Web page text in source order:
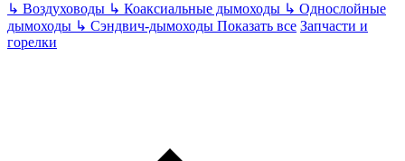
↳ Воздуховоды ↳ Коаксиальные дымоходы ↳ Однослойные
дымоходы ↳ Сэндвич-дымоходы Показать все Запчасти и
горелки